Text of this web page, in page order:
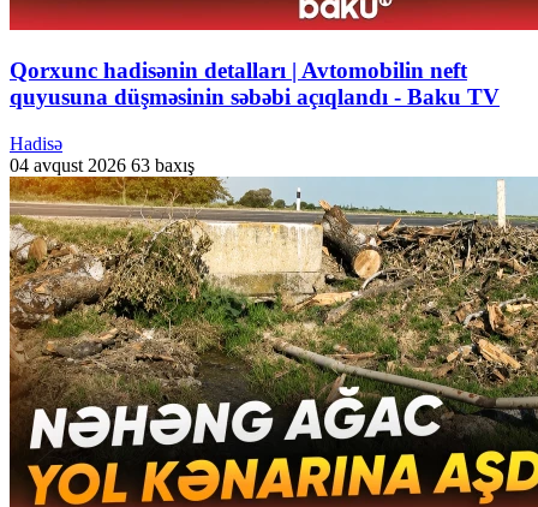
Qorxunc hadisənin detalları | Avtomobilin neft
quyusuna düşməsinin səbəbi açıqlandı - Baku TV
Hadisə
04 avqust 2026 63 baxış